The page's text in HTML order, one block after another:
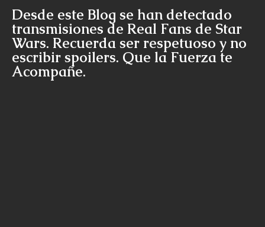
Desde este Blog se han detectado
transmisiones de Real Fans de Star
Wars. Recuerda ser respetuoso y no
escribir spoilers. Que la Fuerza te
Acompañe.